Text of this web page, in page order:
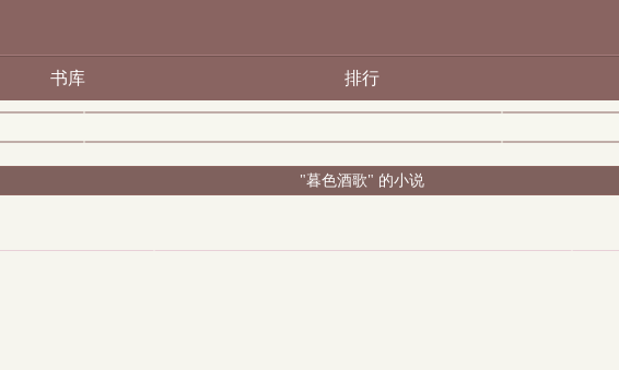
书库 排行
"暮色酒歌" 的小说